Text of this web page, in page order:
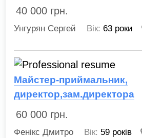
40 000 грн.
Унгурян Сергей Вік: 63 роки
Майстер-приймальник,
директор,зам.директора
60 000 грн.
Фенікс Дмитро Вік: 59 років